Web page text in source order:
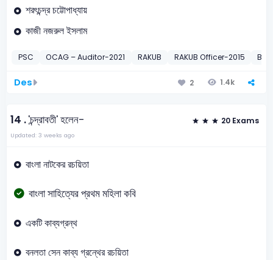
শরৎচন্দ্র চট্টোপাধ্যায়
কাজী নজরুল ইসলাম
PSC OCAG – Auditor-2021 RAKUB RAKUB Officer-2015
Des 2 1.4k
14 .'চন্দ্রাবতী' হলেন- 20 Exams
Updated: 3 weeks ago
বাংলা নাটকের রচয়িতা
বাংলা সাহিত্যের প্রথম মহিলা কবি
একটি কাব্যগ্রন্থ
বনলতা সেন কাব্য গ্রন্থের রচয়িতা